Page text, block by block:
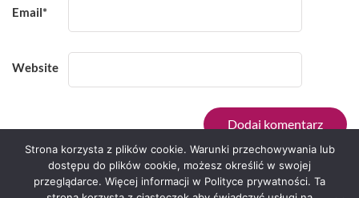
Email*
Website
Serwis zaprojektował Grzegorz Sztank .
Strona korzysta z plików cookie. Warunki przechowywania lub
dostępu do plików cookie, możesz określić w swojej
przeglądarce. Więcej informacji w Polityce prywatności. Ta